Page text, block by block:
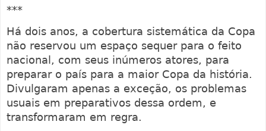
***
Há dois anos, a cobertura sistemática da Copa
não reservou um espaço sequer para o feito
nacional, com seus inúmeros atores, para
preparar o país para a maior Copa da história.
Divulgaram apenas a exceção, os problemas
usuais em preparativos dessa ordem, e
transformaram em regra.